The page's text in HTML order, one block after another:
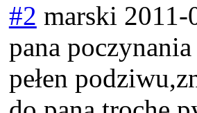
#2 marski 2011-
pana
pełen